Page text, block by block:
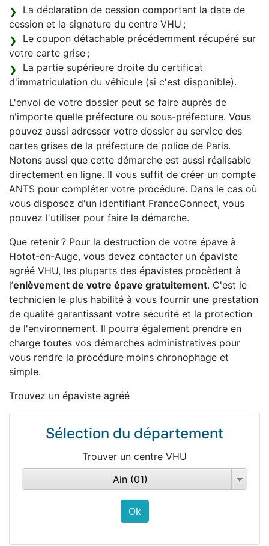
La déclaration de cession comportant la date de
cession et la signature du centre VHU ;
Le coupon détachable précédemment récupéré sur
votre carte grise ;
La partie supérieure droite du certificat
d'immatriculation du véhicule (si c'est disponible).
L'envoi de votre dossier peut se faire auprès de
n'importe quelle préfecture ou sous-préfecture. Vous
pouvez aussi adresser votre dossier au service des
cartes grises de la préfecture de police de Paris.
Notons aussi que cette démarche est aussi réalisable
directement en ligne. Il vous suffit de créer un compte
ANTS pour compléter votre procédure. Dans le cas où
vous disposez d'un identifiant FranceConnect, vous
pouvez l'utiliser pour faire la démarche.
Que retenir ? Pour la destruction de votre épave à
Hotot-en-Auge, vous devez contacter un épaviste
agréé VHU, les pluparts des épavistes procèdent à
l’enlèvement de votre épave gratuitement. C'est le
technicien le plus habilité à vous fournir une prestation
de qualité garantissant votre sécurité et la protection
de l'environnement. Il pourra également prendre en
charge toutes vos démarches administratives pour
vous rendre la procédure moins chronophage et
simple.
Trouvez un épaviste agréé
Sélection du département
Trouver un centre VHU
Ain (01)